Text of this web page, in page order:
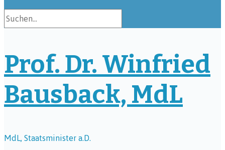
Prof. Dr. Winfried
Bausback, MdL
MdL, Staatsminister a.D.